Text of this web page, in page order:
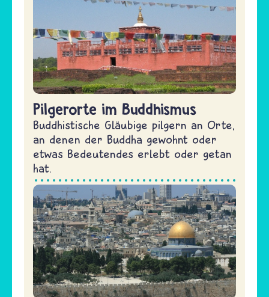
Pilgerorte im Buddhismus
Buddhistische Gläubige pilgern an Orte,
an denen der Buddha gewohnt oder
etwas Bedeutendes erlebt oder getan
hat.